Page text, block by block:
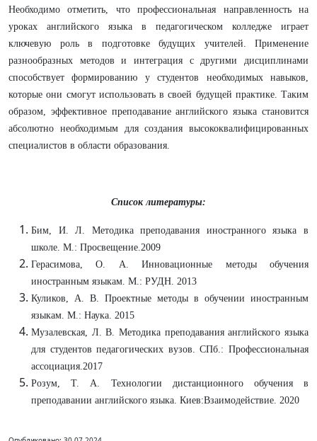
Необходимо отметить, что профессиональная направленность на
уроках английского языка в педагогическом колледже играет
ключевую роль в подготовке будущих учителей. Применение
разнообразных методов и интеграция с другими дисциплинами
способствует формированию у студентов необходимых навыков,
которые они смогут использовать в своей будущей практике. Таким
образом, эффективное преподавание английского языка становится
абсолютно необходимым для создания высококвалифицированных
специалистов в области образования.
Список литературы:
Бим, И. Л. Методика преподавания иностранного языка в
школе. М.: Просвещение.2009
Герасимова, О. А. Инновационные методы обучения
иностранным языкам. М.: РУДН. 2013
Куликов, А. В. Проектные методы в обучении иностранным
языкам. М.: Наука. 2015
Музалевская, Л. В. Методика преподавания английского языка
для студентов педагогических вузов. СПб.: Профессиональная
ассоциация.2017
Розум, Т. А. Технологии дистанционного обучения в
преподавании английского языка. Киев:Взаимодействие. 2020